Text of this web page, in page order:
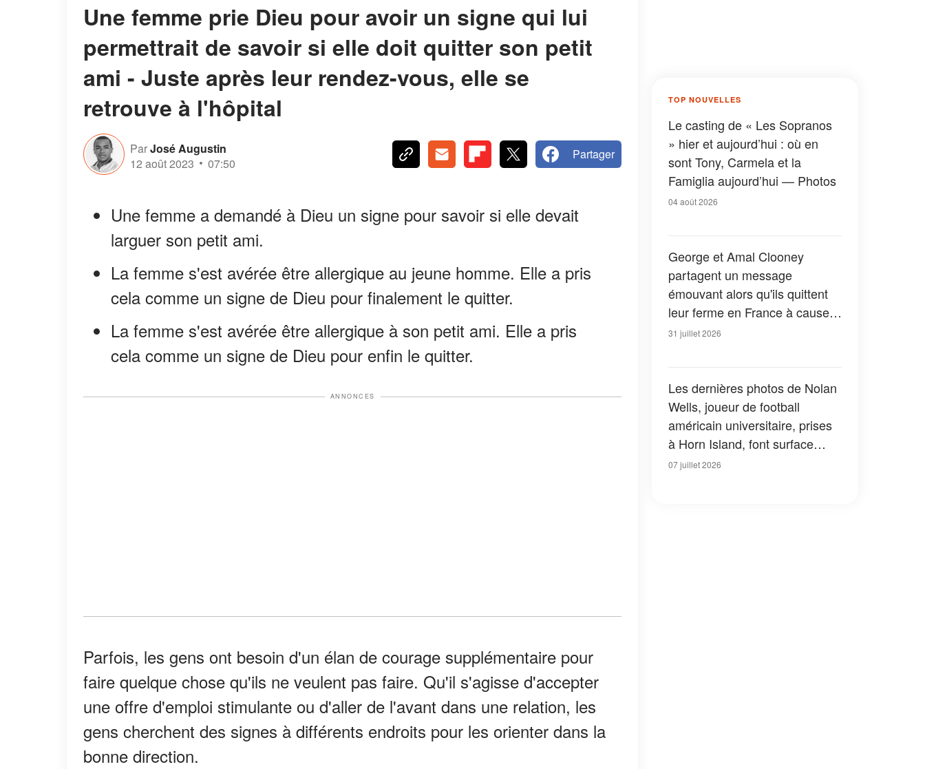
Une femme prie Dieu pour avoir un signe qui lui
permettrait de savoir si elle doit quitter son petit
ami - Juste après leur rendez-vous, elle se
retrouve à l'hôpital
ParJosé Augustin
12 août 2023
07:50
Partager
Une femme a demandé à Dieu un signe pour savoir si elle devait
larguer son petit ami.
La femme s'est avérée être allergique au jeune homme. Elle a pris
cela comme un signe de Dieu pour finalement le quitter.
La femme s'est avérée être allergique à son petit ami. Elle a pris
cela comme un signe de Dieu pour enfin le quitter.
ANNONCES
Parfois, les gens ont besoin d'un élan de courage supplémentaire pour
faire quelque chose qu'ils ne veulent pas faire. Qu'il s'agisse d'accepter
une offre d'emploi stimulante ou d'aller de l'avant dans une relation, les
gens cherchent des signes à différents endroits pour les orienter dans la
bonne direction.
TOP NOUVELLES
Le casting de « Les Sopranos
» hier et aujourd’hui : où en
sont Tony, Carmela et la
Famiglia aujourd’hui — Photos
04 août 2026
George et Amal Clooney
partagent un message
émouvant alors qu'ils quittent
leur ferme en France à cause
des feux de forêt — Tous les
31 juillet 2026
Les dernières photos de Nolan
Wells, joueur de football
américain universitaire, prises
à Horn Island, font surface
alors que sa mère rompt le
07 juillet 2026